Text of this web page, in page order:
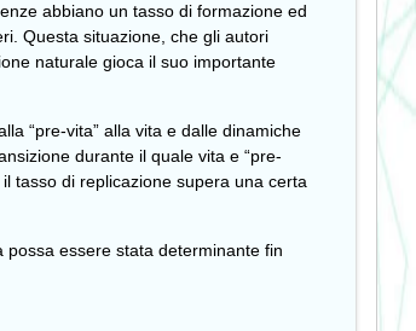
abbiano un tasso di formazione ed
Questa situazione, che gli autori
naturale gioca il suo importante
“pre-vita” alla vita e dalle dinamiche
durante il quale vita e “pre-
tasso di replicazione supera una certa
essere stata determinante fin